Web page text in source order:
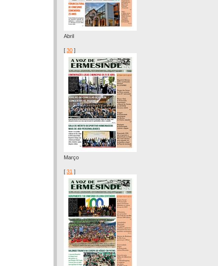
Abril
[ 30 ]
Março
[ 31 ]